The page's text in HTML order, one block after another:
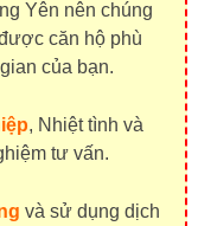
Yên nên chúng
căn hộ phù
của bạn.
, Nhiệt tình và
tư vấn.
và sử dụng dịch